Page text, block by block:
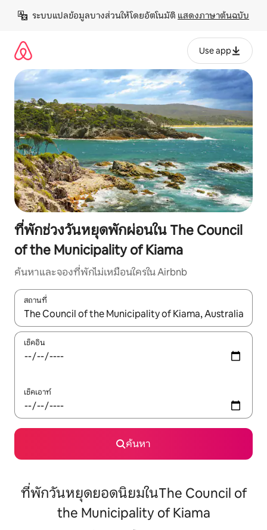
เนื้อหา
ระบบแปลข้อมูลบางส่วนให้โดยอัตโนมัติ แสดงภาษาต้นฉบับ
Use app
ที่พักช่วงวันหยุดพักผ่อนใน The Council
of the Municipality of Kiama
ค้นหาและจองที่พักไม่เหมือนใครใน Airbnb
สถานที่
ใช้ลูกศรขึ้นลง หรือใช้การสัมผัสหรือปัด เพื่อสำรวจผลการค้นหา
เช็คอิน
เช็คเอาท์
ค้นหา
ที่พักวันหยุดยอดนิยมในThe Council of
the Municipality of Kiama